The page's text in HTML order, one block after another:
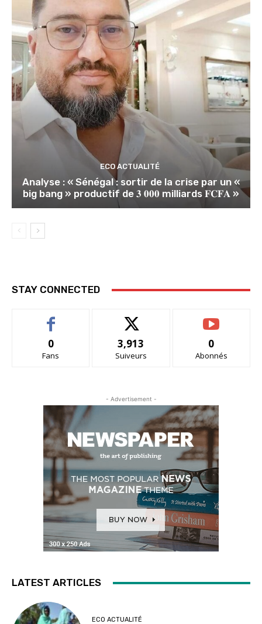
ECO ACTUALITÉ
Analyse : « Sénégal : sortir de la crise par un «
big bang » productif de 𝟑 𝟎𝟎𝟎 milliards 𝐅𝐂𝐅𝐀 »
STAY CONNECTED
0
Fans
3,913
Suiveurs
0
Abonnés
- Advertisement -
LATEST ARTICLES
ECO ACTUALITÉ